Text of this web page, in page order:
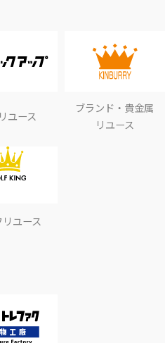
ユース
ブランド・貴金属
リユース
ユース